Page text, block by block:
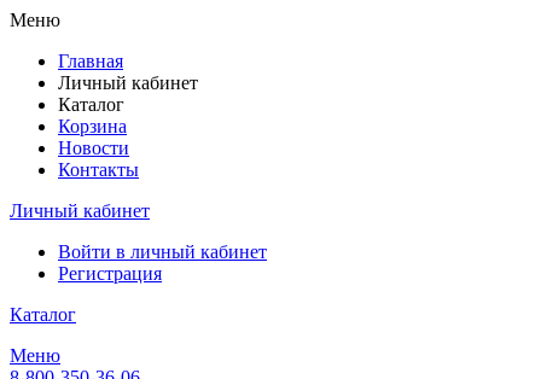
Меню
Главная
Личный кабинет
Каталог
Корзина
Новости
Контакты
Личный кабинет
Войти в личный кабинет
Регистрация
Каталог
Меню